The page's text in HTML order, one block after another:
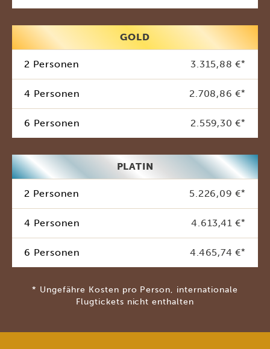
GOLD
2 Personen 3.315,88 €*
4 Personen 2.708,86 €*
6 Personen 2.559,30 €*
PLATIN
2 Personen 5.226,09 €*
4 Personen 4.613,41 €*
6 Personen 4.465,74 €*
* Ungefähre Kosten pro Person, internationale
Flugtickets nicht enthalten